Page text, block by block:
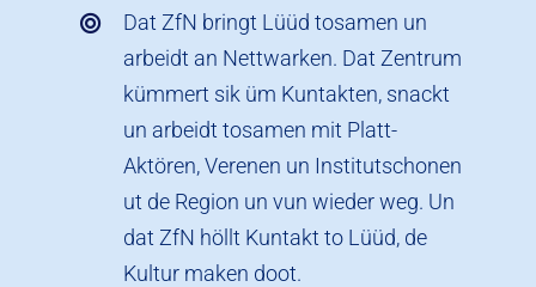
Dat ZfN bringt Lüüd tosamen un
arbeidt an Nettwarken. Dat Zentrum
kümmert sik üm Kuntakten, snackt
un arbeidt tosamen mit Platt-
Aktören, Verenen un Institutschonen
ut de Region un vun wieder weg. Un
dat ZfN höllt Kuntakt to Lüüd, de
Kultur maken doot.